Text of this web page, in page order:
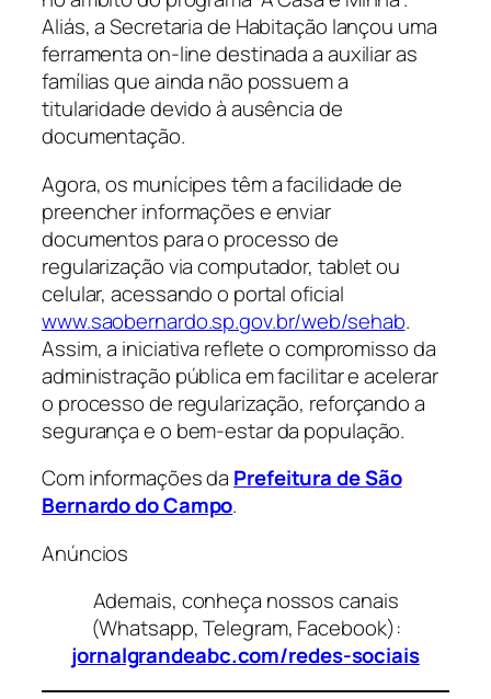
Aliás, a Secretaria de Habitação lançou uma
ferramenta on-line destinada a auxiliar as
famílias que ainda não possuem a
titularidade devido à ausência de
documentação.
Agora, os munícipes têm a facilidade de
preencher informações e enviar
documentos para o processo de
regularização via computador, tablet ou
celular, acessando o portal oficial
www.saobernardo.sp.gov.br/web/sehab.
Assim, a iniciativa reflete o compromisso da
administração pública em facilitar e acelerar
o processo de regularização, reforçando a
segurança e o bem-estar da população.
Com informações da Prefeitura de São
Bernardo do Campo.
Anúncios
Ademais, conheça nossos canais
(Whatsapp, Telegram, Facebook):
jornalgrandeabc.com/redes-sociais